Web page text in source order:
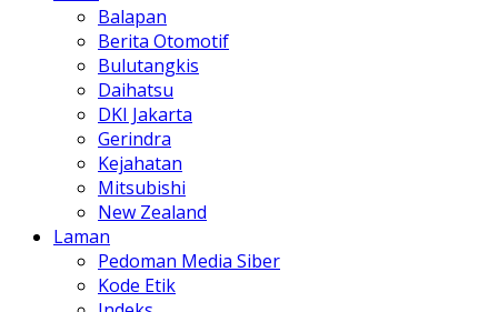
Balapan
Berita Otomotif
Bulutangkis
Daihatsu
DKI Jakarta
Gerindra
Kejahatan
Mitsubishi
New Zealand
Laman
Pedoman Media Siber
Kode Etik